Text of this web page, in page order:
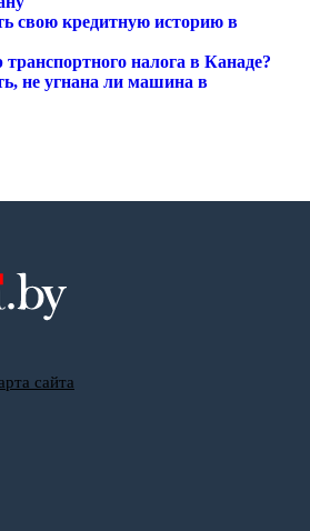
свою кредитную историю в
налога в Канаде?
не угнана ли машина в
сайта